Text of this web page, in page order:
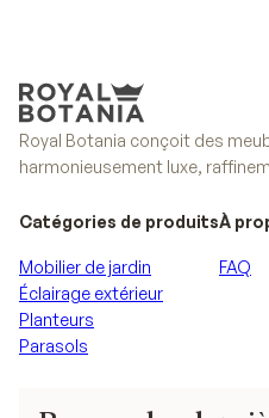
Royal Botania conçoit des
harmonieusement luxe,
Catégories de produits
Mobilier de jardin
Éclairage extérieur
Planteurs
Parasols
À
FAQ